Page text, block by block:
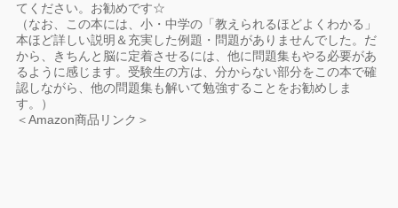
てください。お勧めです☆
（なお、この本には、小・中学の「教えられるほどよくわかる」
本ほど詳しい説明＆充実した例題・問題がありませんでした。だ
から、きちんと脳に定着させるには、他に問題集もやる必要があ
るように感じます。受験生の方は、分からない部分をこの本で確
認しながら、他の問題集も解いて勉強することをお勧めしま
す。）
＜Amazon商品リンク＞